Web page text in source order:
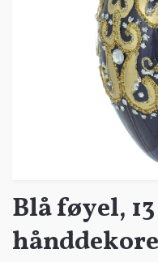
Blå føyel,